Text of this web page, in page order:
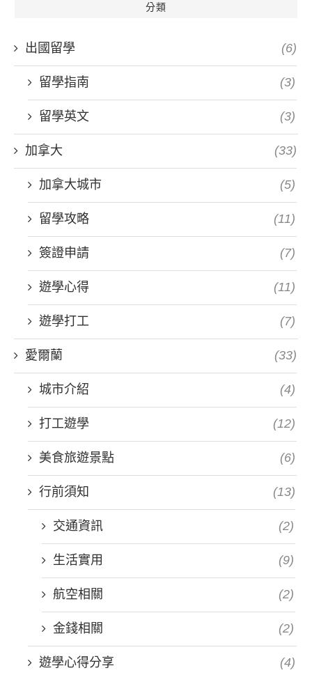
分類
出國留學 (6)
留學指南 (3)
留學英文 (3)
加拿大 (33)
加拿大城市 (5)
留學攻略 (11)
簽證申請 (7)
遊學心得 (11)
遊學打工 (7)
愛爾蘭 (33)
城市介紹 (4)
打工遊學 (12)
美食旅遊景點 (6)
行前須知 (13)
交通資訊 (2)
生活實用 (9)
航空相關 (2)
金錢相關 (2)
遊學心得分享 (4)